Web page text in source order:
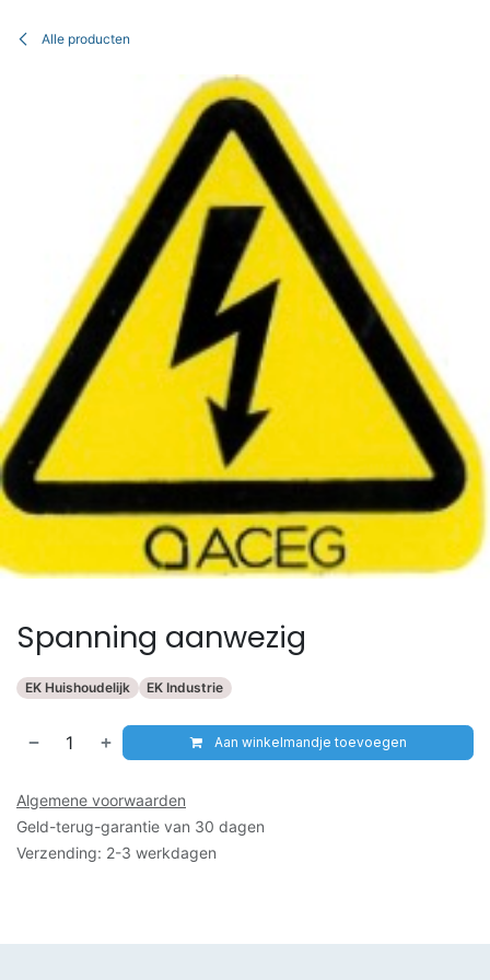
Alle producten
Spanning aanwezig
EK Huishoudelijk EK Industrie
Aan winkelmandje toevoegen
Algemene voorwaarden
Geld-terug-garantie van 30 dagen
Verzending: 2-3 werkdagen